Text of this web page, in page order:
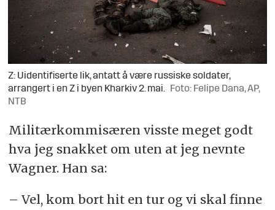
Z: Uidentifiserte lik, antatt å være russiske soldater,
arrangert i en Z i byen Kharkiv 2. mai. Foto: Felipe Dana, AP,
NTB
Militærkommisæren visste meget godt
hva jeg snakket om uten at jeg nevnte
Wagner. Han sa:
– Vel, kom bort hit en tur og vi skal finne